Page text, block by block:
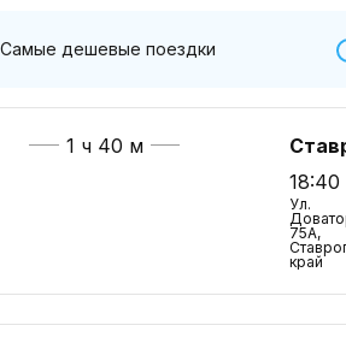
Самые дешевые поездки
1 ч 40 м
18:40
Ул.
75А,
край